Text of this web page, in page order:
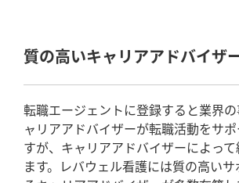
質の高いキャリアアドバイザ
転職エージェントに登録すると業界
ャリアアドバイザーが転職活動をサ
すが、キャリアアドバイザーによっ
ます。レバウェル看護には質の高い